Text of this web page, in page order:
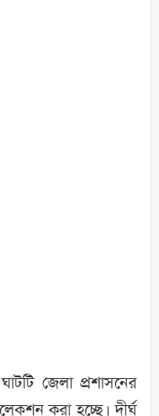
জেলা প্রশাসনের
করা হচ্ছে। দীর্ঘ